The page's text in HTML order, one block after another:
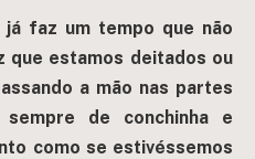
já faz um tempo que não
que estamos deitados ou
a mão nas partes
de conchinha e
como se estivéssemos